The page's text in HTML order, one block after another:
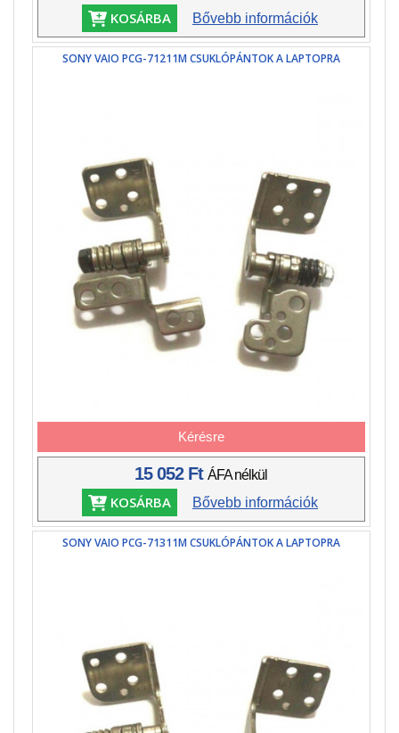
KOSÁRBA Bővebb információk
SONY VAIO PCG-71211M CSUKLÓPÁNTOK A LAPTOPRA
Kérésre
15 052 FtÁFA nélkül
KOSÁRBA Bővebb információk
SONY VAIO PCG-71311M CSUKLÓPÁNTOK A LAPTOPRA